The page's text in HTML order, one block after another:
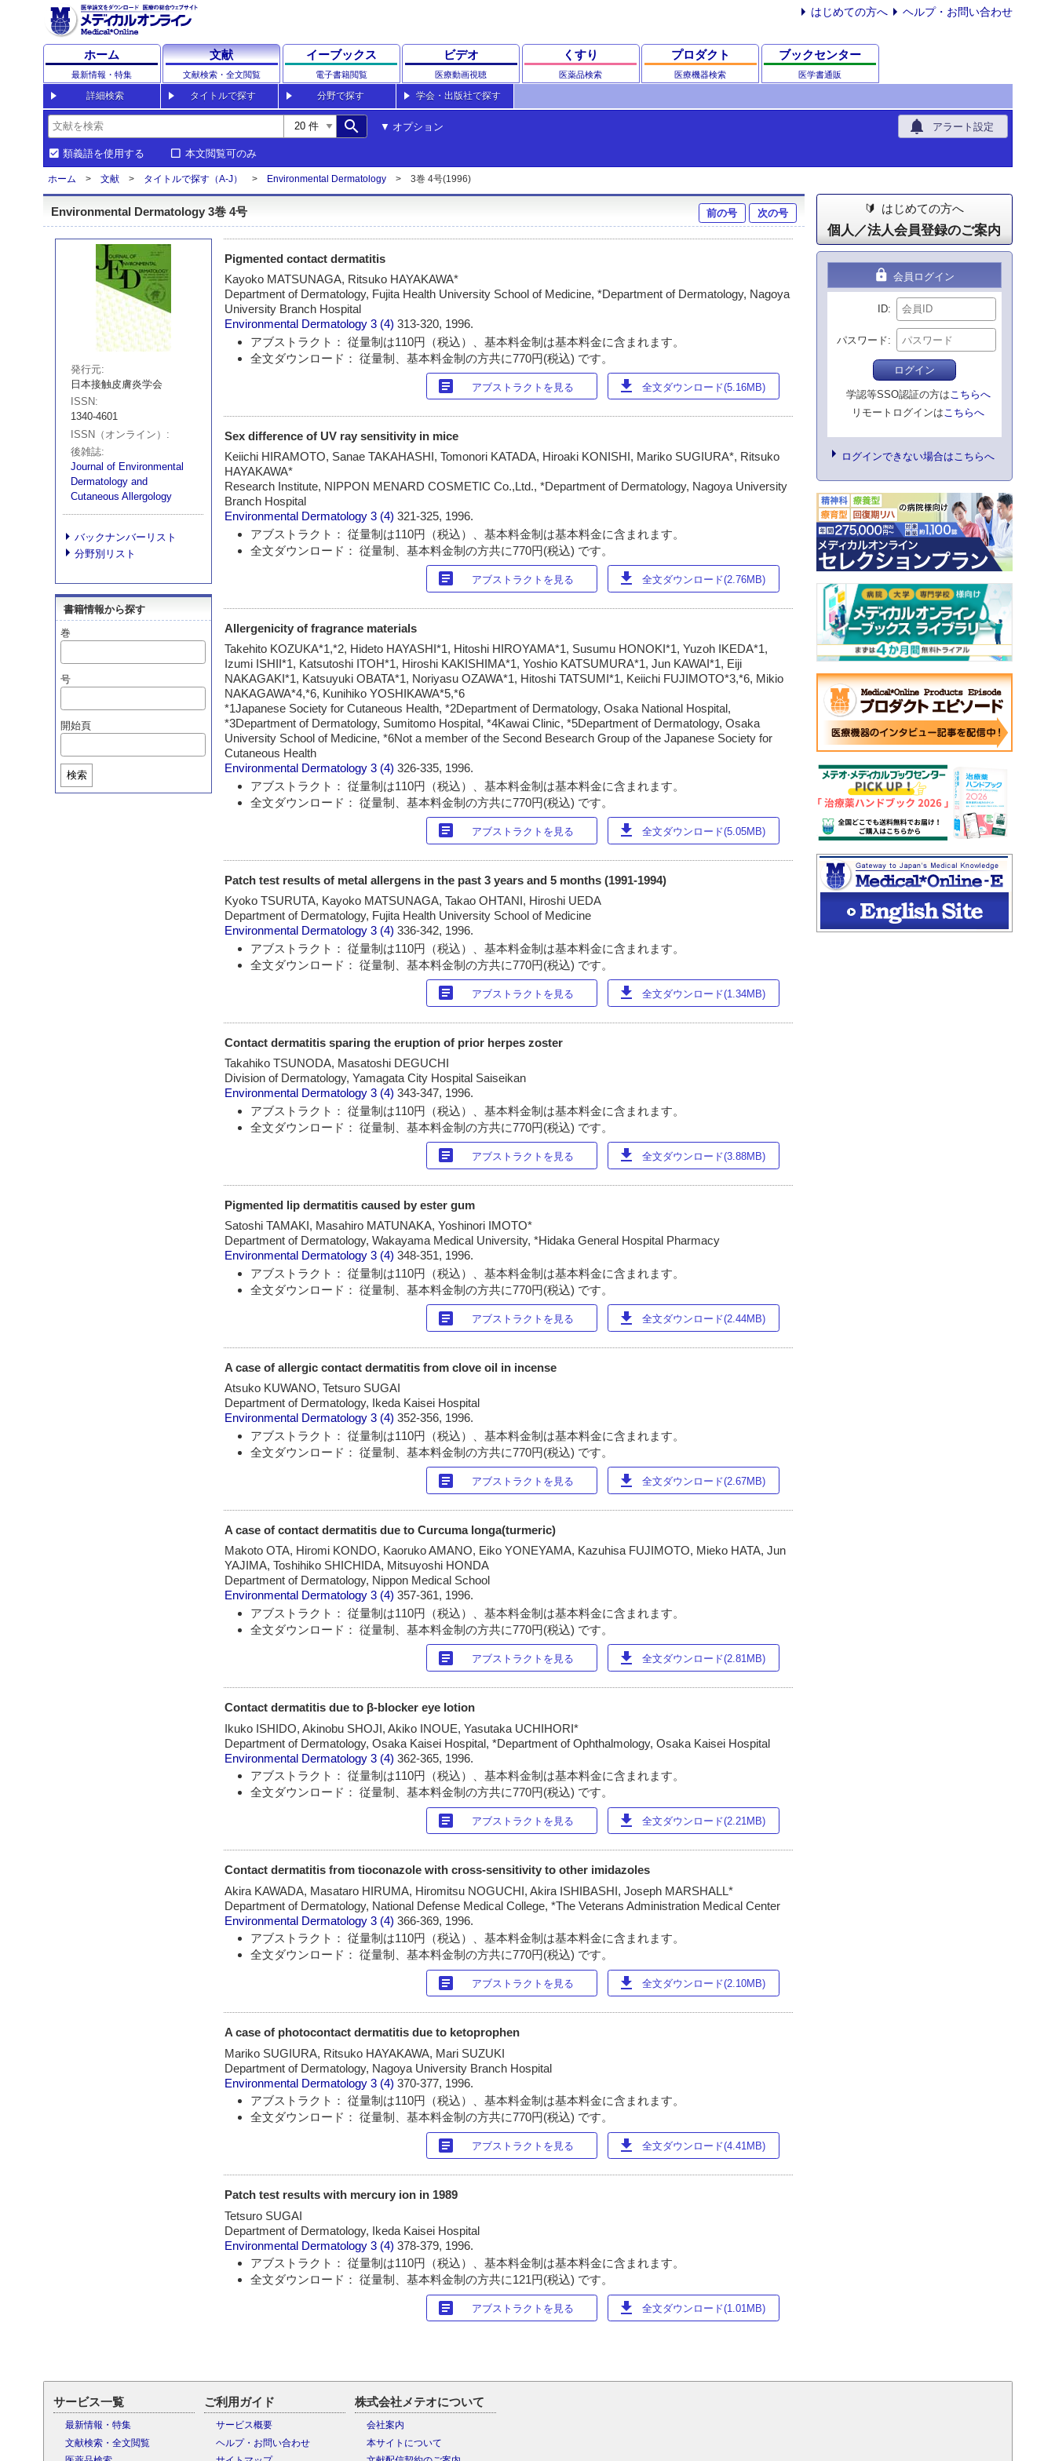
はじめての方へ ヘルプ・お問い合わせ
ホーム
最新情報・特集
文献
文献検索・全文閲覧
イーブックス
電子書籍閲覧
ビデオ
医療動画視聴
くすり
医薬品検索
プロダクト
医療機器検索
ブックセンター
医学書通販
詳細検索 タイトルで探す 分野で探す 学会・出版社で探す
search オプション notifications アラート設定
類義語を使用する 本文閲覧可のみ
ホーム 文献 タイトルで探す（A-J） Environmental Dermatology 3巻 4号(1996)
Environmental Dermatology 3巻 4号 前の号 次の号
発行元
日本接触皮膚炎学会
ISSN
1340-4601
ISSN（オンライン）
後雑誌
Journal of Environmental
Dermatology and
Cutaneous Allergology
バックナンバーリスト
分野別リスト
書籍情報から探す
巻
号
開始頁
検索
Pigmented contact dermatitis
Kayoko MATSUNAGA, Ritsuko HAYAKAWA*
Department of Dermatology, Fujita Health University School of Medicine, *Department of Dermatology, Nagoya
University Branch Hospital
Environmental Dermatology 3 (4)313-320, 1996.
アブストラクト： 従量制は110円（税込）、基本料金制は基本料金に含まれます。
全文ダウンロード： 従量制、基本料金制の方共に770円(税込) です。
article アブストラクトを見る download 全文ダウンロード(5.16MB)
Sex difference of UV ray sensitivity in mice
Keiichi HIRAMOTO, Sanae TAKAHASHI, Tomonori KATADA, Hiroaki KONISHI, Mariko SUGIURA*, Ritsuko
HAYAKAWA*
Research Institute, NIPPON MENARD COSMETIC Co.,Ltd., *Department of Dermatology, Nagoya University
Branch Hospital
Environmental Dermatology 3 (4)321-325, 1996.
アブストラクト： 従量制は110円（税込）、基本料金制は基本料金に含まれます。
全文ダウンロード： 従量制、基本料金制の方共に770円(税込) です。
article アブストラクトを見る download 全文ダウンロード(2.76MB)
Allergenicity of fragrance materials
Takehito KOZUKA*1,*2, Hideto HAYASHI*1, Hitoshi HIROYAMA*1, Susumu HONOKI*1, Yuzoh IKEDA*1,
Izumi ISHII*1, Katsutoshi ITOH*1, Hiroshi KAKISHIMA*1, Yoshio KATSUMURA*1, Jun KAWAI*1, Eiji
NAKAGAKI*1, Katsuyuki OBATA*1, Noriyasu OZAWA*1, Hitoshi TATSUMI*1, Keiichi FUJIMOTO*3,*6, Mikio
NAKAGAWA*4,*6, Kunihiko YOSHIKAWA*5,*6
*1Japanese Society for Cutaneous Health, *2Department of Dermatology, Osaka National Hospital,
*3Department of Dermatology, Sumitomo Hospital, *4Kawai Clinic, *5Department of Dermatology, Osaka
University School of Medicine, *6Not a member of the Second Besearch Group of the Japanese Society for
Cutaneous Health
Environmental Dermatology 3 (4)326-335, 1996.
アブストラクト： 従量制は110円（税込）、基本料金制は基本料金に含まれます。
全文ダウンロード： 従量制、基本料金制の方共に770円(税込) です。
article アブストラクトを見る download 全文ダウンロード(5.05MB)
Patch test results of metal allergens in the past 3 years and 5 months (1991-1994)
Kyoko TSURUTA, Kayoko MATSUNAGA, Takao OHTANI, Hiroshi UEDA
Department of Dermatology, Fujita Health University School of Medicine
Environmental Dermatology 3 (4)336-342, 1996.
アブストラクト： 従量制は110円（税込）、基本料金制は基本料金に含まれます。
全文ダウンロード： 従量制、基本料金制の方共に770円(税込) です。
article アブストラクトを見る download 全文ダウンロード(1.34MB)
Contact dermatitis sparing the eruption of prior herpes zoster
Takahiko TSUNODA, Masatoshi DEGUCHI
Division of Dermatology, Yamagata City Hospital Saiseikan
Environmental Dermatology 3 (4)343-347, 1996.
アブストラクト： 従量制は110円（税込）、基本料金制は基本料金に含まれます。
全文ダウンロード： 従量制、基本料金制の方共に770円(税込) です。
article アブストラクトを見る download 全文ダウンロード(3.88MB)
Pigmented lip dermatitis caused by ester gum
Satoshi TAMAKI, Masahiro MATUNAKA, Yoshinori IMOTO*
Department of Dermatology, Wakayama Medical University, *Hidaka General Hospital Pharmacy
Environmental Dermatology 3 (4)348-351, 1996.
アブストラクト： 従量制は110円（税込）、基本料金制は基本料金に含まれます。
全文ダウンロード： 従量制、基本料金制の方共に770円(税込) です。
article アブストラクトを見る download 全文ダウンロード(2.44MB)
A case of allergic contact dermatitis from clove oil in incense
Atsuko KUWANO, Tetsuro SUGAI
Department of Dermatology, Ikeda Kaisei Hospital
Environmental Dermatology 3 (4)352-356, 1996.
アブストラクト： 従量制は110円（税込）、基本料金制は基本料金に含まれます。
全文ダウンロード： 従量制、基本料金制の方共に770円(税込) です。
article アブストラクトを見る download 全文ダウンロード(2.67MB)
A case of contact dermatitis due to Curcuma longa(turmeric)
Makoto OTA, Hiromi KONDO, Kaoruko AMANO, Eiko YONEYAMA, Kazuhisa FUJIMOTO, Mieko HATA, Jun
YAJIMA, Toshihiko SHICHIDA, Mitsuyoshi HONDA
Department of Dermatology, Nippon Medical School
Environmental Dermatology 3 (4)357-361, 1996.
アブストラクト： 従量制は110円（税込）、基本料金制は基本料金に含まれます。
全文ダウンロード： 従量制、基本料金制の方共に770円(税込) です。
article アブストラクトを見る download 全文ダウンロード(2.81MB)
Contact dermatitis due to β-blocker eye lotion
Ikuko ISHIDO, Akinobu SHOJI, Akiko INOUE, Yasutaka UCHIHORI*
Department of Dermatology, Osaka Kaisei Hospital, *Department of Ophthalmology, Osaka Kaisei Hospital
Environmental Dermatology 3 (4)362-365, 1996.
アブストラクト： 従量制は110円（税込）、基本料金制は基本料金に含まれます。
全文ダウンロード： 従量制、基本料金制の方共に770円(税込) です。
article アブストラクトを見る download 全文ダウンロード(2.21MB)
Contact dermatitis from tioconazole with cross-sensitivity to other imidazoles
Akira KAWADA, Masataro HIRUMA, Hiromitsu NOGUCHI, Akira ISHIBASHI, Joseph MARSHALL*
Department of Dermatology, National Defense Medical College, *The Veterans Administration Medical Center
Environmental Dermatology 3 (4)366-369, 1996.
アブストラクト： 従量制は110円（税込）、基本料金制は基本料金に含まれます。
全文ダウンロード： 従量制、基本料金制の方共に770円(税込) です。
article アブストラクトを見る download 全文ダウンロード(2.10MB)
A case of photocontact dermatitis due to ketoprophen
Mariko SUGIURA, Ritsuko HAYAKAWA, Mari SUZUKI
Department of Dermatology, Nagoya University Branch Hospital
Environmental Dermatology 3 (4)370-377, 1996.
アブストラクト： 従量制は110円（税込）、基本料金制は基本料金に含まれます。
全文ダウンロード： 従量制、基本料金制の方共に770円(税込) です。
article アブストラクトを見る download 全文ダウンロード(4.41MB)
Patch test results with mercury ion in 1989
Tetsuro SUGAI
Department of Dermatology, Ikeda Kaisei Hospital
Environmental Dermatology 3 (4)378-379, 1996.
アブストラクト： 従量制は110円（税込）、基本料金制は基本料金に含まれます。
全文ダウンロード： 従量制、基本料金制の方共に121円(税込) です。
article アブストラクトを見る download 全文ダウンロード(1.01MB)
はじめての方へ
個人／法人会員登録のご案内
lock 会員ログイン
ID
パスワード
ログイン
学認等SSO認証の方はこちらへ
リモートログインはこちらへ
ログインできない場合はこちらへ
サービス一覧
最新情報・特集
文献検索・全文閲覧
ご利用ガイド
サービス概要
ヘルプ・お問い合わせ
株式会社メテオについて
会社案内
本サイトについて